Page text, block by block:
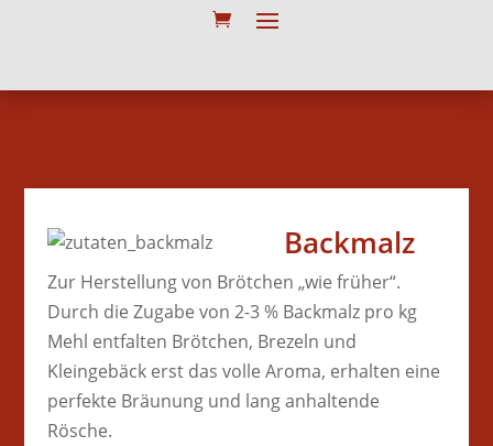
Backmalz
Zur Herstellung von Brötchen „wie früher“.
Durch die Zugabe von 2-3 % Backmalz pro kg
Mehl entfalten Brötchen, Brezeln und
Kleingebäck erst das volle Aroma, erhalten eine
perfekte Bräunung und lang anhaltende
Rösche.